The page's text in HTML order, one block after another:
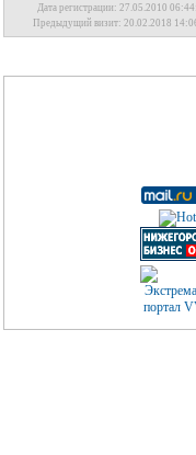
Дата регистрации: 27.05.2010
Предыдущий визит: 20.02.2018